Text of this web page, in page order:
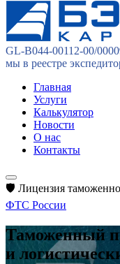
GL-B044-00112-00/
мы в реестре
Главная
Услуги
Калькулятор
Новости
О нас
Контакты
🛡️ Лицензия
ФТС России
Таможенный
и